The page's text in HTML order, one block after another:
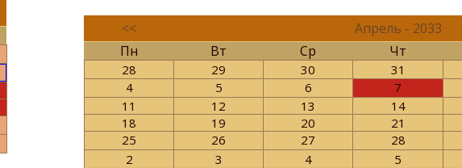
<<
Апрель - 2033
Пн
Вт Ср Чт
28 29 30
31
4
5 6
7
11
12 13
14
18
19 20
21
25
26 27
28
2
3 4 5